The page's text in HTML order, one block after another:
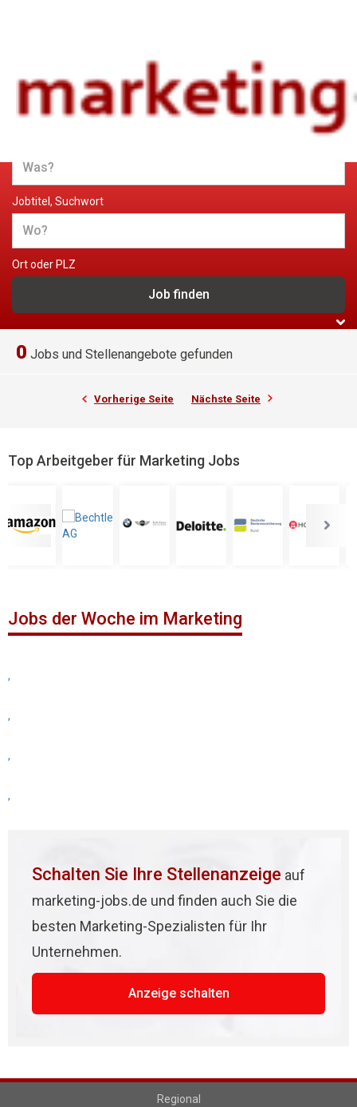
Jobs und Stellenangebote im
Marketing
Jobtitel, Suchwort
Ort oder PLZ
0 Jobs und Stellenangebote gefunden
Vorherige Seite Nächste Seite
Top Arbeitgeber für Marketing Jobs
Jobs der Woche im Marketing
,
,
,
,
Schalten Sie Ihre Stellenanzeige auf
marketing-jobs.de und finden auch Sie die
besten Marketing-Spezialisten für Ihr
Unternehmen.
Anzeige schalten
Regional